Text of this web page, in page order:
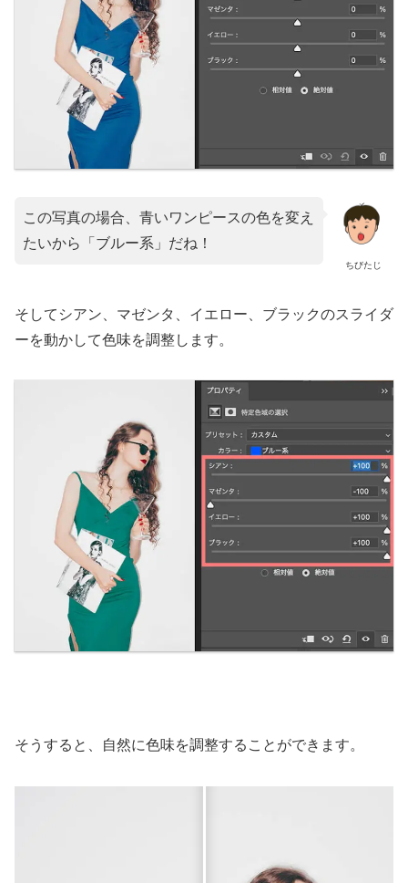
ちびたじ
この写真の場合、青いワンピースの色を変え
たいから「ブルー系」だね！
そしてシアン、マゼンタ、イエロー、ブラックのスライダ
ーを動かして色味を調整します。
そうすると、自然に色味を調整することができます。